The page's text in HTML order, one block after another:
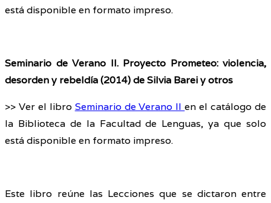
está disponible en formato impreso.
Seminario de Verano II. Proyecto Prometeo: violencia,
desorden y rebeldía (2014) de Silvia Barei y otros
>> Ver el libro Seminario de Verano IIen el catálogo de
la Biblioteca de la Facultad de Lenguas, ya que solo
está disponible en formato impreso.
Este libro reúne las Lecciones que se dictaron entre